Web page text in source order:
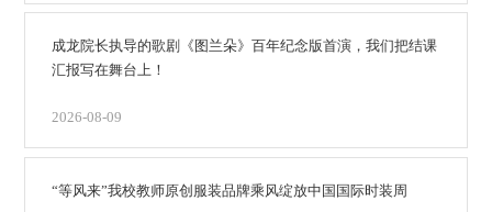
成龙院长执导的歌剧《图兰朵》百年纪念版首演，我们把结课
汇报写在舞台上！
2026-08-09
“等风来”我校教师原创服装品牌乘风绽放中国国际时装周